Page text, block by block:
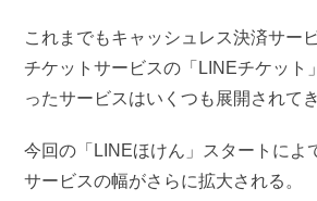
これまでもキャッシュレス決済サー
チケットサービスの「LINEチケット
ったサービスはいくつも展開されてき
今回の「LINEほけん」スタートによ
サービスの幅がさらに拡大される。